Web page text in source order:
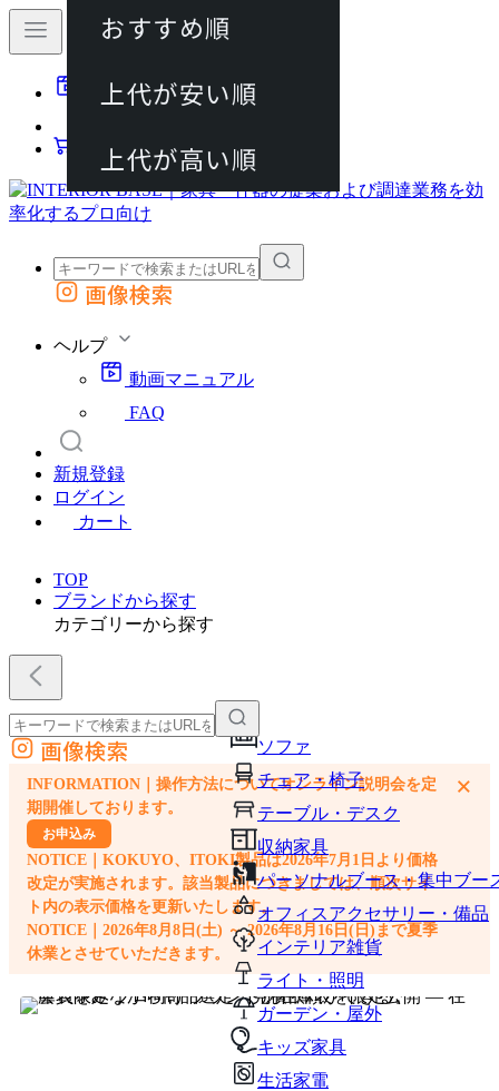
動画マニュアル
カート
外部サイトの商品をカートに追加
画像検索
ヘルプ
動画マニュアル
FAQ
新規登録
ログイン
カート
TOP
ブランドから探す
カテゴリーから探す
ソファ
チェア・椅子
テーブル・デスク
収納家具
パーソナルブース・集中ブー
オフィスアクセサリー・備品
インテリア雑貨
ライト・照明
ガーデン・屋外
キッズ家具
生活家電
外部サイトの商品をカートに追加
他のサイトで見つけた商品ページのURLを貼り付けて、カートに追加できます
画像検索
INFORMATION｜操作方法についてオンライン説明会を定
期開催しております。
お申込み
NOTICE｜KOKUYO、ITOKI製品は2026年7月1日より価格
改定が実施されます。該当製品につきましては、順次サイ
ト内の表示価格を更新いたします。
NOTICE｜2026年8月8日(土) ～ 2026年8月16日(日)まで夏季
休業とさせていただきます。
×
おすすめ順
上代が安い順
上代が高い順